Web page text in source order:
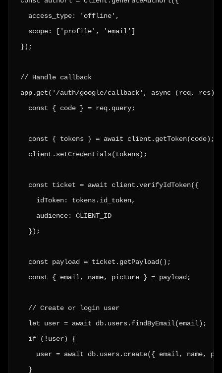
  access_type: 'offline',
  scope: ['profile', 'email']
});
// Handle callback
app.get('/auth/google/callback', async (req, res)
  const { code } = req.query;
  const { tokens } = await client.getToken(code);
  client.setCredentials(tokens);
  const ticket = await client.verifyIdToken({
    idToken: tokens.id_token,
    audience: CLIENT_ID
  });
  const payload = ticket.getPayload();
  const { email, name, picture } = payload;
  // Create or login user
  let user = await db.users.findByEmail(email);
  if (!user) {
user = await db.users.create({ email, name,
  }